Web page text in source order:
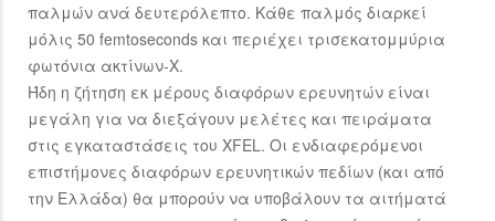
παλμών ανά δευτερόλεπτο. Κάθε παλμός διαρκεί
μόλις 50 femtoseconds και περιέχει τρισεκατομμύρια
φωτόνια ακτίνων-Χ.
Ήδη η ζήτηση εκ μέρους διαφόρων ερευνητών είναι
μεγάλη για να διεξάγουν μελέτες και πειράματα
στις εγκαταστάσεις του XFEL. Οι ενδιαφερόμενοι
επιστήμονες διαφόρων ερευνητικών πεδίων (και από
την Ελλάδα) θα μπορούν να υποβάλουν τα αιτήματά